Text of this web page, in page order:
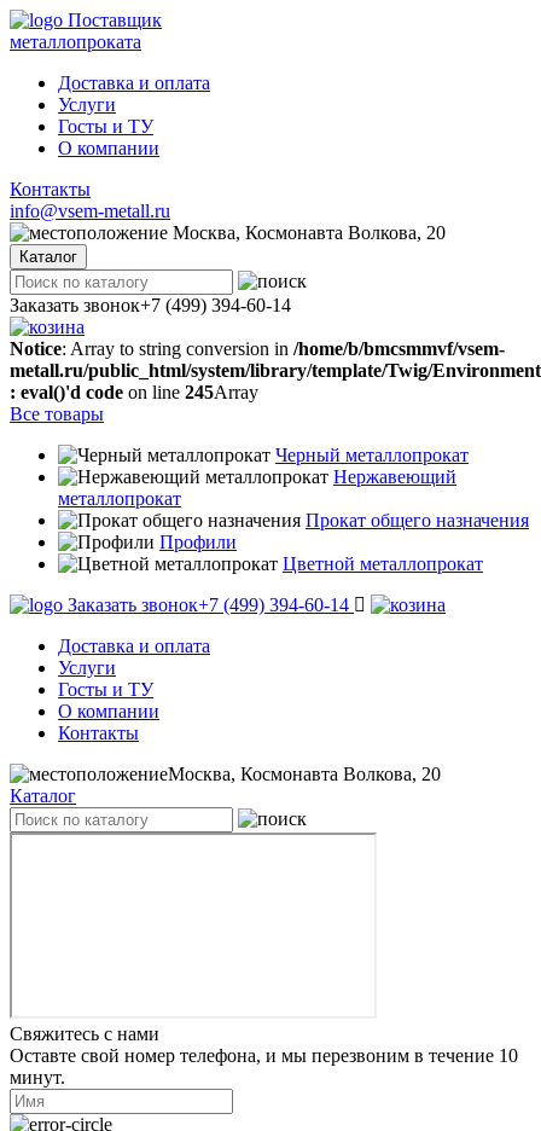
Поставщик
металлопроката
Доставка и оплата
Услуги
Госты и ТУ
О компании
Контакты
info@vsem-metall.ru
Москва, Космонавта Волкова, 20
Каталог
Заказать звонок+7 (499) 394-60-14
Notice: Array to string conversion in /home/b/bmcsmmvf/vsem-
metall.ru/public_html/system/library/template/Twig/
: eval()'d code on line 245Array
Все товары
Черный металлопрокат
Нержавеющий
металлопрокат
Прокат общего назначения
Профили
Цветной металлопрокат
Заказать звонок+7 (499) 394-60-14
Доставка и оплата
Услуги
Госты и ТУ
О компании
Контакты
Москва, Космонавта Волкова, 20
Каталог
Свяжитесь с нами
Оставте свой номер телефона, и мы перезвоним в течение 10
минут.